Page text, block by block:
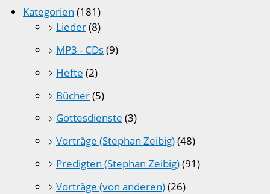
Kategorien (181)
Lieder(8)
MP3 - CDs(9)
Hefte (2)
Bücher(5)
Gottesdienste (3)
Vorträge (Stephan Zeibig)(48)
Predigten (Stephan Zeibig)(91)
Vorträge (von anderen)(26)